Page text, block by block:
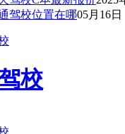
驾校位置在哪05月16日
校